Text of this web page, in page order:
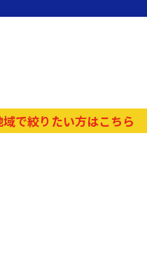
で絞りたい方はこちら